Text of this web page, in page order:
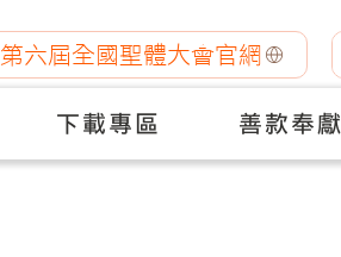
第六屆全國聖體大會官網
下載專區 善款奉獻